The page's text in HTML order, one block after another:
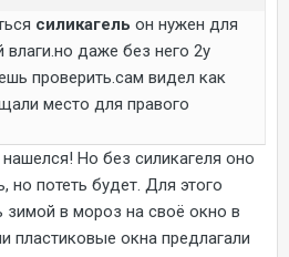
силикагель он нужен для
даже без него 2у
проверить.сам видел как
место для правого
Но без силикагеля оно
но потеть будет. Для этого
зимой в мороз на своё окно в
пластиковые окна предлагали